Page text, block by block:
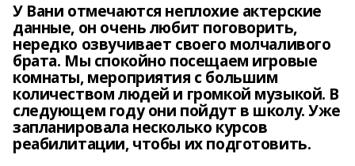
У Вани отмечаются неплохие актерские
данные, он очень любит поговорить,
нередко озвучивает своего молчаливого
брата. Мы спокойно посещаем игровые
комнаты, мероприятия с большим
количеством людей и громкой музыкой. В
следующем году они пойдут в школу. Уже
запланировала несколько курсов
реабилитации, чтобы их подготовить.